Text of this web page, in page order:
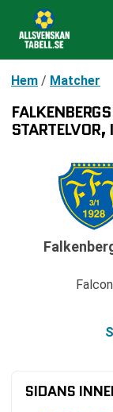
Hem / Matcher
STARTELVOR,
SIDANS